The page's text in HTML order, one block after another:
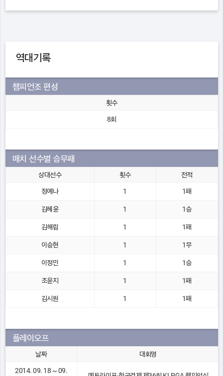
역대기록
챔피언조 편성
횟수
8회
매치 선수별 승무패
상대선수 횟수 전적
정예나 1 1패
김혜윤 1 1승
김해림 1 1패
이승현 1 1무
이정민 1 1승
조윤지 1 1패
김시원 1 1패
플레이오프
날짜 대회명
2014. 09. 18 ~ 09.